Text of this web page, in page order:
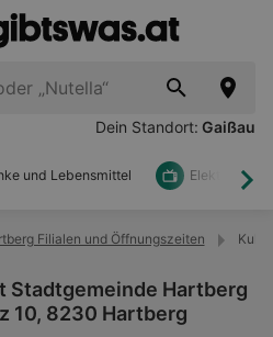
Dein Standort: Gaißau
und Lebensmittel Elektronik
Filialen und Öffnungszeiten
Stadtgemeinde Hartberg
10, 8230 Hartberg